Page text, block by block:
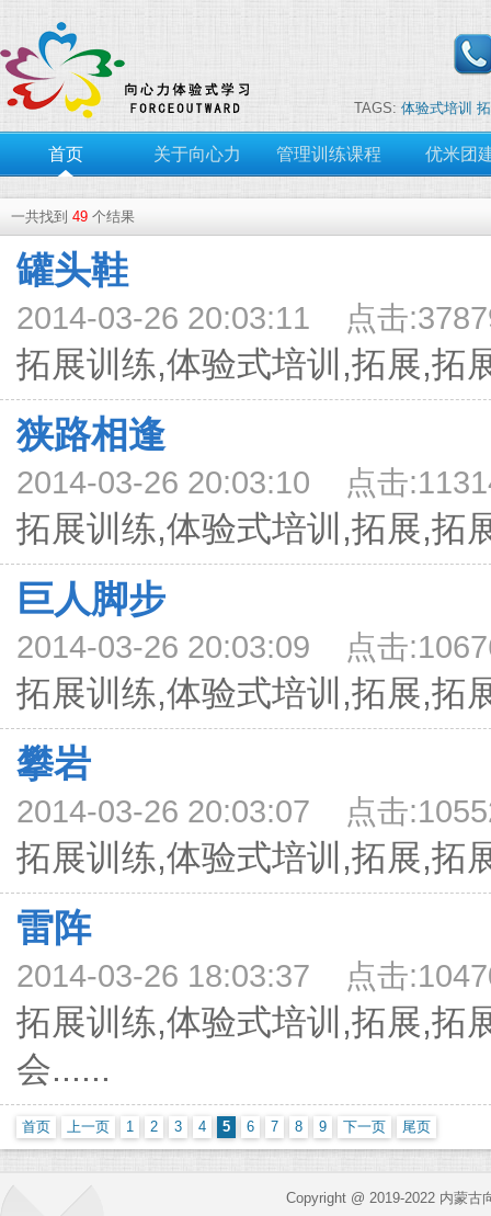
TAGS: 体验式培训
首页 关于向心力 管理训练课程 优米团
一共找到 49 个结果
罐头鞋
2014-03-26 20:03:11 点击
拓展训练,体验式培训,拓展,拓
狭路相逢
2014-03-26 20:03:10 点击
拓展训练,体验式培训,拓展,拓
巨人脚步
2014-03-26 20:03:09 点击
拓展训练,体验式培训,拓展,拓
攀岩
2014-03-26 20:03:07 点击
拓展训练,体验式培训,拓展,拓
雷阵
2014-03-26 18:03:37 点击
拓展训练,体验式培训,拓展,拓
会......
首页 上一页 1 2 3 4 5 6 7 8 9 下一页 尾页
Copyright @ 2019-2022 内蒙